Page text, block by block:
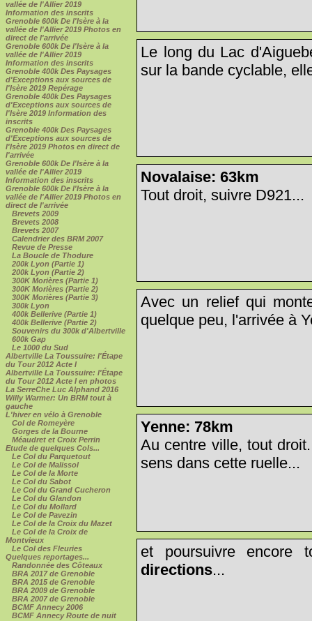
vallée de l'Allier 2019
Information des inscrits
Grenoble 600k De l'Isère à la
vallée de l'Allier 2019 Photos en
direct de l'arrivée
Grenoble 600k De l'Isère à la
vallée de l'Allier 2019
Information des inscrits
Grenoble 400k Des Paysages
d'Exceptions aux sources de
l'Isère 2019 Repérage
Grenoble 400k Des Paysages
d'Exceptions aux sources de
l'Isère 2019 Information des
inscrits
Grenoble 400k Des Paysages
d'Exceptions aux sources de
l'Isère 2019 Photos en direct de
l'arrivée
Grenoble 600k De l'Isère à la
vallée de l'Allier 2019
Information des inscrits
Grenoble 600k De l'Isère à la
vallée de l'Allier 2019 Photos en
direct de l'arrivée
Brevets 2009
Brevets 2008
Brevets 2007
Calendrier des BRM 2007
Revue de Presse
La Boucle de Thodure
200k Lyon (Partie 1)
200k Lyon (Partie 2)
300K Morières (Partie 1)
300K Morières (Partie 2)
300K Morières (Partie 3)
300k Lyon
400k Bellerive (Partie 1)
400k Bellerive (Partie 2)
Souvenirs du 300k d'Albertville
600k Gap
Le 1000 du Sud
Albertville La Toussuire: l'Étape
du Tour 2012 Acte I
Albertville La Toussuire: l'Étape
du Tour 2012 Acte I en photos
La SerreChe Luc Alphand 2016
Willy Warmer: Un BRM tout à
gauche
L'hiver en vélo à Grenoble
Col de Romeyère
Gorges de la Bourne
Méaudret et Croix Perrin
Etude de quelques Cols...
Le Col du Parquetout
Le Col de Malissol
Le Col de la Morte
Le Col du Sabot
Le Col du Grand Cucheron
Le Col du Glandon
Le Col du Mollard
Le Col de Pavezin
Le Col de la Croix du Mazet
Le Col de la Croix de
Montvieux
Le Col des Fleuries
Quelques reportages...
Randonnée des Côteaux
BRA 2017 de Grenoble
BRA 2015 de Grenoble
BRA 2009 de Grenoble
BRA 2007 de Grenoble
BCMF Annecy 2006
BCMF Annecy Route de nuit
Le long du Lac
sur la bande cyclable,
Novalaise: 63km
Tout droit, suivre D921...
Avec un relief qui
quelque peu, l'arrivée à
Yenne: 78km
Au centre ville, tout
sens dans cette ruelle...
et poursuivre
directions...